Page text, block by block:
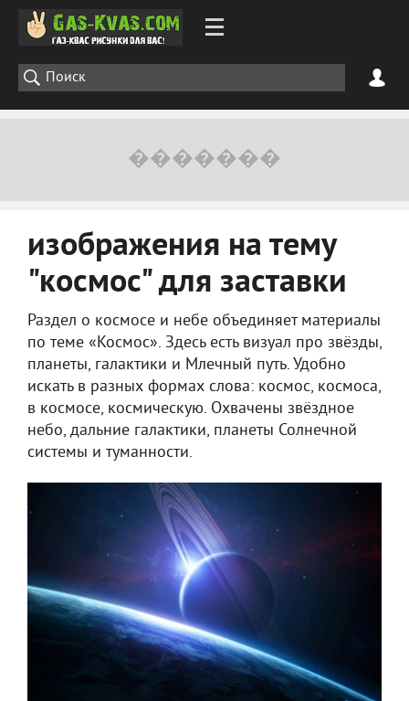
изображения на тему
"космос" для заставки
Раздел о космосе и небе объединяет материалы
по теме «Космос». Здесь есть визуал про звёзды,
планеты, галактики и Млечный путь. Удобно
искать в разных формах слова: космос, космоса,
в космосе, космическую. Охвачены звёздное
небо, дальние галактики, планеты Солнечной
системы и туманности.